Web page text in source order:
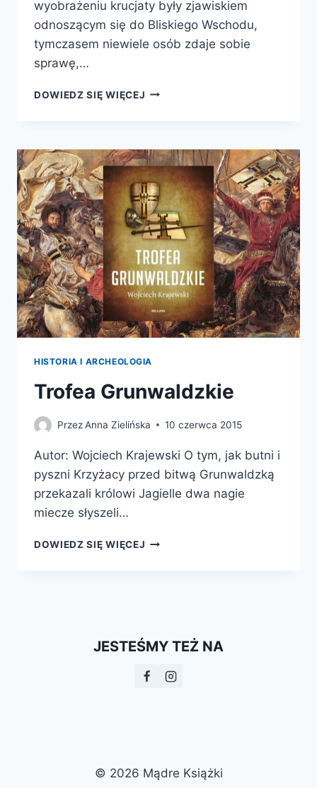
wyobrażeniu krucjaty były zjawiskiem
odnoszącym się do Bliskiego Wschodu,
tymczasem niewiele osób zdaje sobie
sprawę,…
DOWIEDZ SIĘ WIĘCEJ KRUCJATY
HISTORIA I ARCHEOLOGIA
Trofea Grunwaldzkie
PrzezAnna Zielińska 10 czerwca 2015
Autor: Wojciech Krajewski O tym, jak butni i
pyszni Krzyżacy przed bitwą Grunwaldzką
przekazali królowi Jagielle dwa nagie
miecze słyszeli…
DOWIEDZ SIĘ WIĘCEJ TROFEA
JESTEŚMY TEŻ NA
© 2026 Mądre Książki